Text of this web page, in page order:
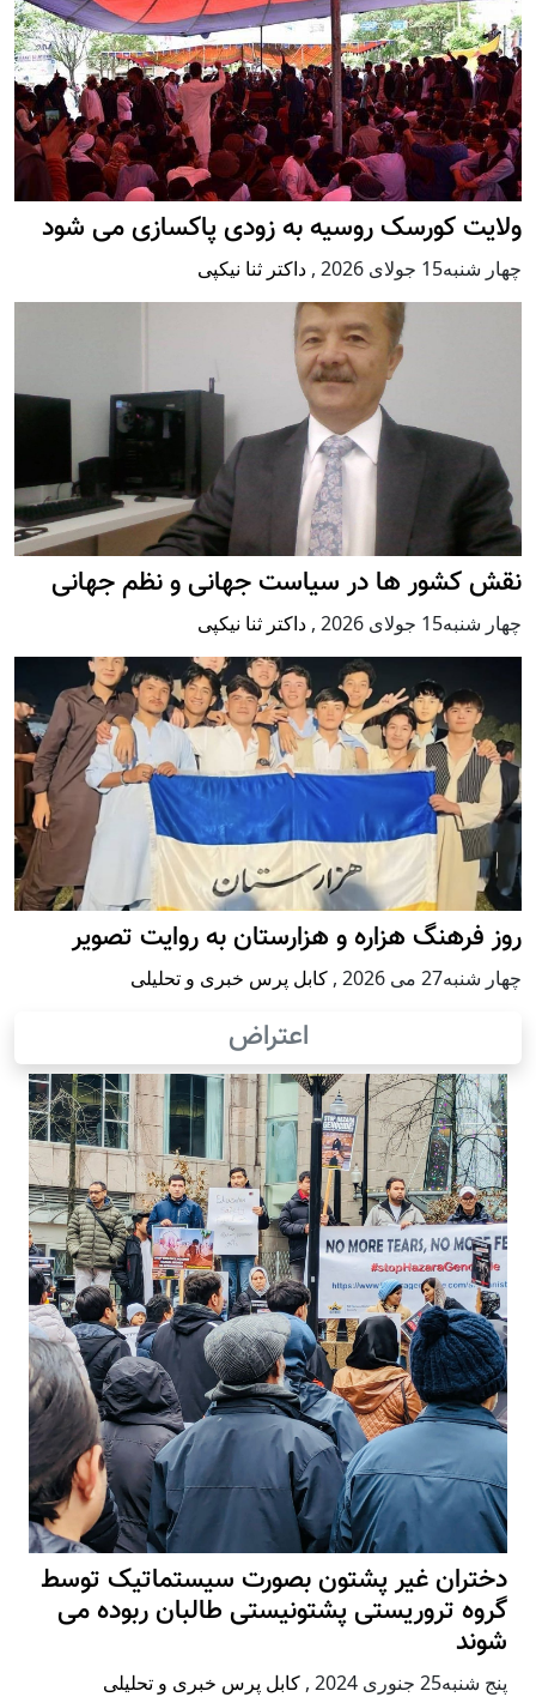
ولایت کورسک روسیه به زودی پاکسازی می شود
چهار شنبه15 جولای 2026 , داکتر ثنا نیکپی
نقش کشور ها در سیاست جهانی و نظم جهانی
چهار شنبه15 جولای 2026 , داکتر ثنا نیکپی
روز فرهنگ هزاره و هزارستان به روایت تصویر
چهار شنبه27 می 2026 , کابل پرس خبری و تحلیلی
اعتراض
دختران غیر پشتون بصورت سیستماتیک توسط
گروه تروریستی پشتونیستی طالبان ربوده می
شوند
پنج شنبه25 جنوری 2024 , کابل پرس خبری و تحلیلی